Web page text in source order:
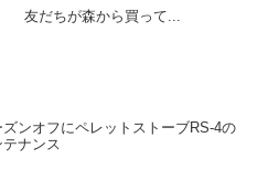
友だちが森から買って...
ズンオフにペレットストーブRS-4の
テナンス